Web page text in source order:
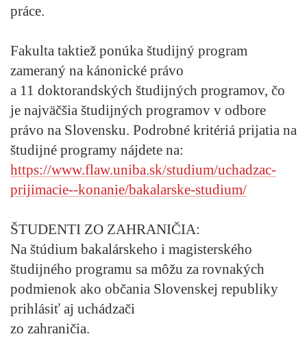
práce.
Fakulta taktiež ponúka študijný program
zameraný na kánonické právo
a 11 doktorandských študijných programov, čo
je najväčšia študijných programov v odbore
právo na Slovensku. Podrobné kritériá prijatia na
študijné programy nájdete na:
https://www.flaw.uniba.sk/studium/uchadzac-
prijimacie--konanie/bakalarske-studium/
ŠTUDENTI ZO ZAHRANIČIA:
Na štúdium bakalárskeho i magisterského
študijného programu sa môžu za rovnakých
podmienok ako občania Slovenskej republiky
prihlásiť aj uchádzači
zo zahraničia.